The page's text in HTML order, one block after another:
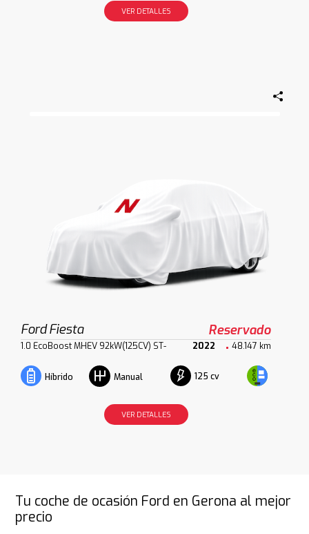
VER DETALLES
Ford Fiesta Reservado
1.0 EcoBoost MHEV 92kW(125CV) ST- 2022 48.147 km
Híbrido Manual 125 cv
VER DETALLES
Tu coche de ocasión Ford en Gerona al mejor
precio